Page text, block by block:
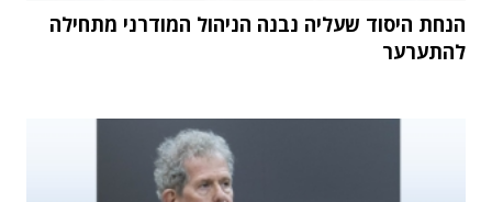
הנחת היסוד שעליה נבנה הניהול המודרני מתחילה
להתערער